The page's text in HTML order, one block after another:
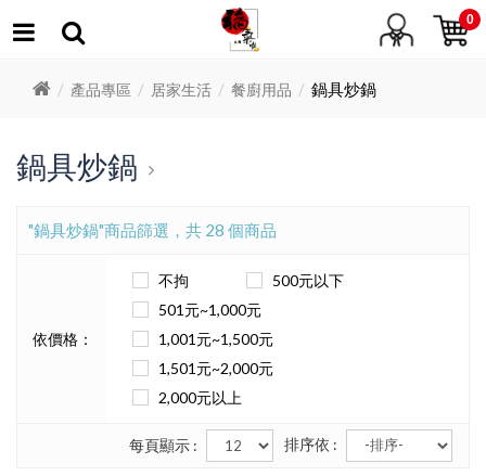
0
產品專區 居家生活 餐廚用品 鍋具炒鍋
鍋具炒鍋
"鍋具炒鍋"商品篩選，共 28 個商品
依價格：
不拘
500元以下
501元~1,000元
1,001元~1,500元
1,501元~2,000元
2,000元以上
排序依 :
每頁顯示 :